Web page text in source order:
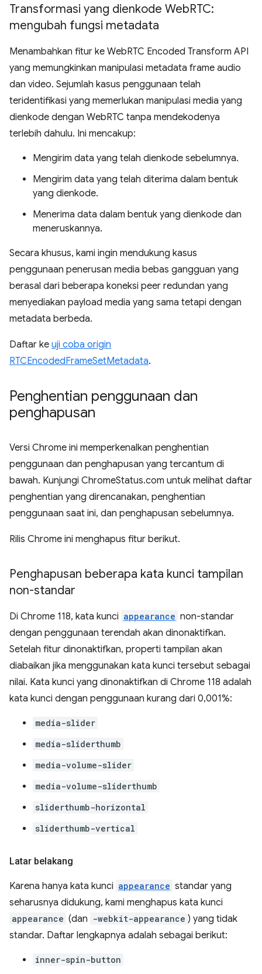
Transformasi yang dienkode WebRTC:
mengubah fungsi metadata
Menambahkan fitur ke WebRTC Encoded Transform API
yang memungkinkan manipulasi metadata frame audio
dan video. Sejumlah kasus penggunaan telah
teridentifikasi yang memerlukan manipulasi media yang
dienkode dengan WebRTC tanpa mendekodenya
terlebih dahulu. Ini mencakup:
Mengirim data yang telah dienkode sebelumnya.
Mengirim data yang telah diterima dalam bentuk
yang dienkode.
Menerima data dalam bentuk yang dienkode dan
meneruskannya.
Secara khusus, kami ingin mendukung kasus
penggunaan penerusan media bebas gangguan yang
berasal dari beberapa koneksi peer redundan yang
menyediakan payload media yang sama tetapi dengan
metadata berbeda.
Daftar ke uji coba origin
RTCEncodedFrameSetMetadata.
Penghentian penggunaan dan
penghapusan
Versi Chrome ini memperkenalkan penghentian
penggunaan dan penghapusan yang tercantum di
bawah. Kunjungi ChromeStatus.com untuk melihat daftar
penghentian yang direncanakan, penghentian
penggunaan saat ini, dan penghapusan sebelumnya.
Rilis Chrome ini menghapus fitur berikut.
Penghapusan beberapa kata kunci tampilan
non-standar
Di Chrome 118, kata kunci appearance non-standar
dengan penggunaan terendah akan dinonaktifkan.
Setelah fitur dinonaktifkan, properti tampilan akan
diabaikan jika menggunakan kata kunci tersebut sebagai
nilai. Kata kunci yang dinonaktifkan di Chrome 118 adalah
kata kunci dengan penggunaan kurang dari 0,001%:
media-slider
media-sliderthumb
media-volume-slider
media-volume-sliderthumb
sliderthumb-horizontal
sliderthumb-vertical
Latar belakang
Karena hanya kata kunci appearance standar yang
seharusnya didukung, kami menghapus kata kunci
appearance (dan -webkit-appearance ) yang tidak
standar. Daftar lengkapnya adalah sebagai berikut:
inner-spin-button